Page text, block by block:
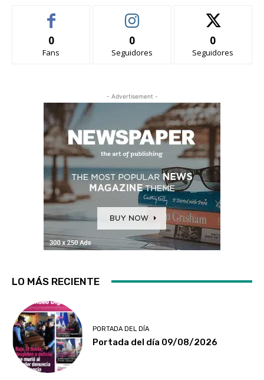
0
Fans
0
Seguidores
0
Seguidores
- Advertisement -
LO MÁS RECIENTE
PORTADA DEL DÍA
Portada del día 09/08/2026